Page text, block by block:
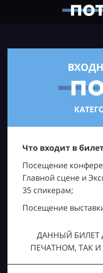
Что входит в
Посещение
Главной сцене и
35 спикерам;
Посещение
ДАННЫЙ БИЛЕТ
ПЕЧАТНОМ, ТАК